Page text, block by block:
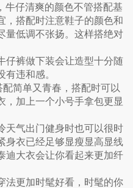
牛仔清爽的颜色不管搭配基
，搭配时注意鞋子的颜色和
量低调不张扬。这样搭绝对
仔裤做下装会让造型十分随
违和感。
简单又青春，搭配时可以
，加上一个小号手拿包更显
天气出门健身时也可以很时
身衣已经足够显瘦显高显线
迪大衣会让你看起来更加纤
法更加时髦好看，时髦的你